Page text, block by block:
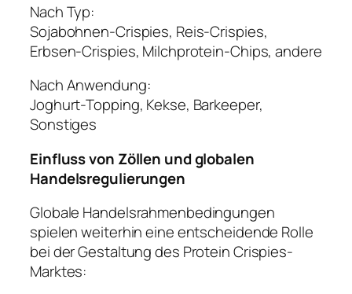
Nach Typ:
Sojabohnen-Crispies, Reis-Crispies,
Erbsen-Crispies, Milchprotein-Chips, andere
Nach Anwendung:
Joghurt-Topping, Kekse, Barkeeper,
Sonstiges
Einfluss von Zöllen und globalen
Handelsregulierungen
Globale Handelsrahmenbedingungen
spielen weiterhin eine entscheidende Rolle
bei der Gestaltung des Protein Crispies-
Marktes: